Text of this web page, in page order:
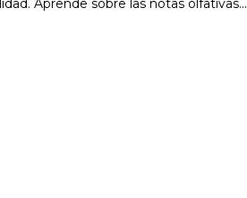
Aprende sobre las notas olfativas...